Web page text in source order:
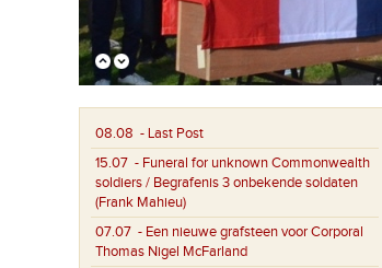
08.08 - Last Post
15.07 - Funeral for unknown Commonwealth
soldiers / Begrafenis 3 onbekende soldaten
(Frank Mahieu)
07.07 - Een nieuwe grafsteen voor Corporal
Thomas Nigel McFarland